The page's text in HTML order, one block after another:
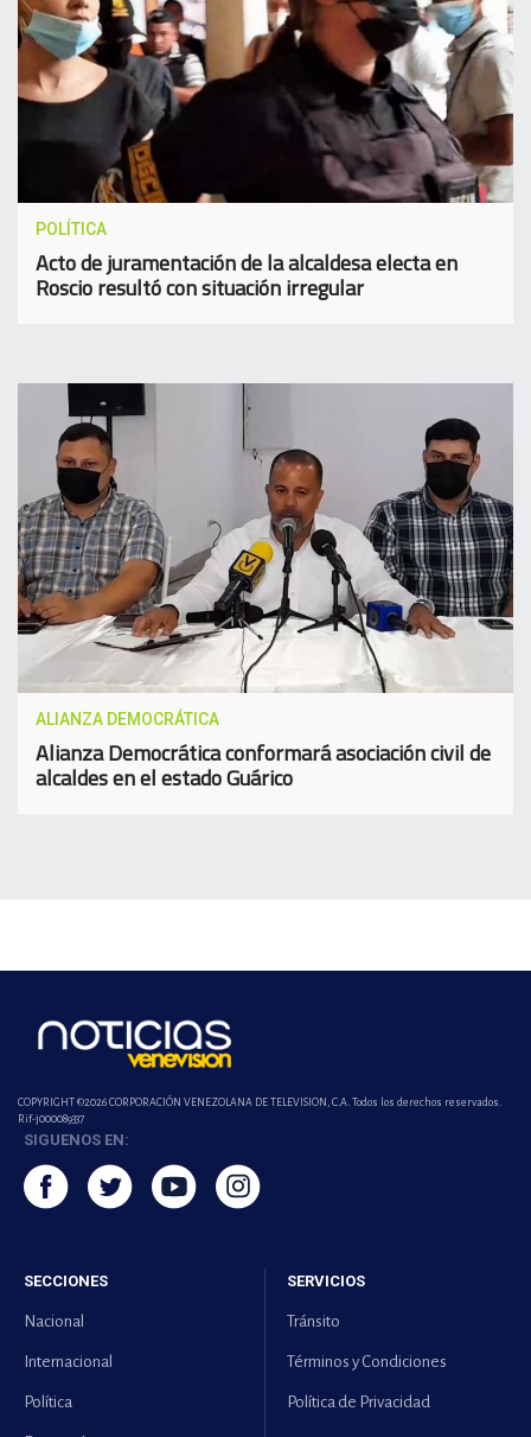
POLÍTICA
Acto de juramentación de la alcaldesa electa en
Roscio resultó con situación irregular
ALIANZA DEMOCRÁTICA
Alianza Democrática conformará asociación civil de
alcaldes en el estado Guárico
COPYRIGHT ©2026 CORPORACIÓN VENEZOLANA DE TELEVISION, C.A. Todos los derechos reservados.
Rif-j000089337
SIGUENOS EN:
SECCIONES
Nacional
Internacional
Política
SERVICIOS
Tránsito
Términos y Condiciones
Política de Privacidad